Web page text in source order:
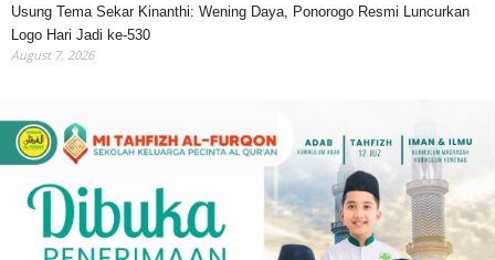
Usung Tema Sekar Kinanthi: Wening Daya, Ponorogo Resmi Luncurkan
Logo Hari Jadi ke-530
August 7, 2026